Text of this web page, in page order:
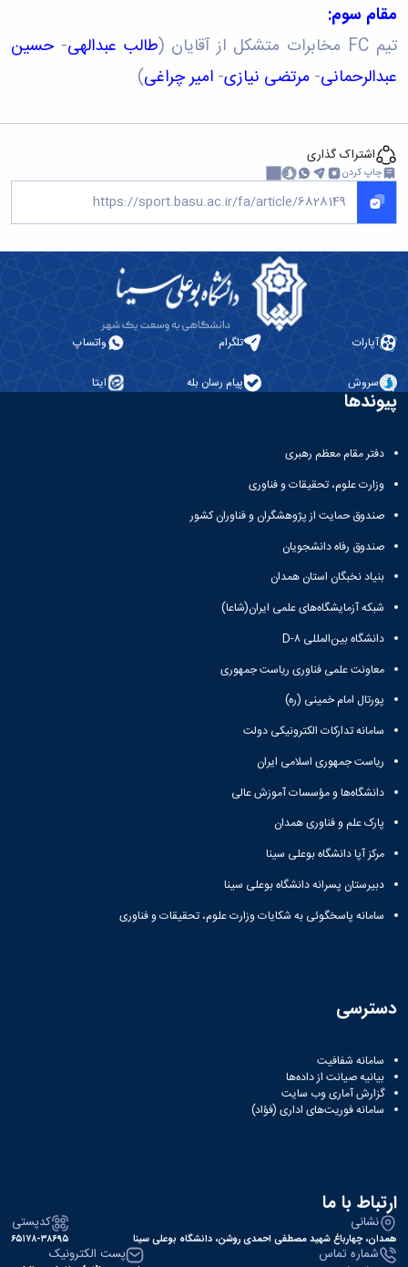
مقام سوم:
تیم FC مخابرات متشکل از آقایان ( طالب عبدالهی-حسین
عبدالرحمانی- مرتضی نیازی- امیر چراغی)
اشتراک گذاری
چاپ کردن
آپارات تلگرام واتساپ
سروش پیام رسان بله ایتا
پیوندها
دفتر مقام معظم رهبری
وزارت علوم، تحقیقات و فناوری
صندوق حمایت از پژوهشگران و فناوران کشور
صندوق رفاه دانشجویان
بنیاد نخبگان استان همدان
شبکه آزمایشگاه‌های علمی ایران(شاعا)
دانشگاه بین‌المللی D-۸
معاونت علمی فناوری ریاست جمهوری
پورتال امام خمینی (ره)
سامانه تدارکات الکترونیکی دولت
ریاست جمهوری اسلامی ایران
دانشگاه‌ها و مؤسسات آموزش عالی
پارک علم و فناوری همدان
مرکز آپا دانشگاه بوعلی سینا
دبیرستان پسرانه دانشگاه بوعلی سینا
سامانه پاسخگوئی به شکایات وزارت علوم، تحقیقات و فناوری
دسترسی
سامانه شفافیت
بیانیه صیانت از داده‌ها
گزارش آماری وب‌ سایت
سامانه فوریت‌های اداری (فؤاد)
ارتباط با ما
نشانی
همدان، چهارباغ شهید مصطفی احمدی روشن، دانشگاه بوعلی سینا
کدپستی
۶۵۱۷۸-۳۸۶۹۵
شماره تماس پست الکترونیک